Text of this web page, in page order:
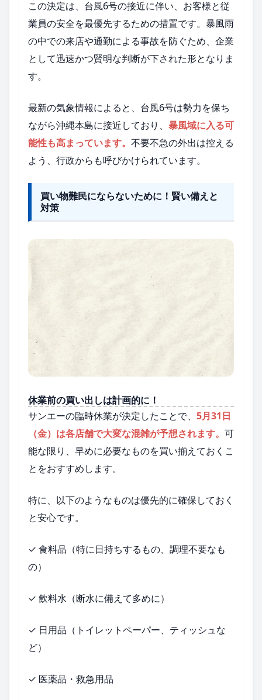
この決定は、台風6号の接近に伴い、お客様と従
業員の安全を最優先するための措置です。暴風雨
の中での来店や通勤による事故を防ぐため、企業
として迅速かつ賢明な判断が下された形となりま
す。
最新の気象情報によると、台風6号は勢力を保ち
ながら沖縄本島に接近しており、 暴風域に入る可
能性も高まっています。 不要不急の外出は控える
よう、行政からも呼びかけられています。
買い物難民にならないために！賢い備えと
対策
休業前の買い出しは計画的に！
サンエーの臨時休業が決定したことで、 5月31日
（金）は各店舗で大変な混雑が予想されます。 可
能な限り、早めに必要なものを買い揃えておくこ
とをおすすめします。
特に、以下のようなものは優先的に確保しておく
と安心です。
✓ 食料品（特に日持ちするもの、調理不要なも
の）
✓ 飲料水（断水に備えて多めに）
✓ 日用品（トイレットペーパー、ティッシュな
ど）
✓ 医薬品・救急用品